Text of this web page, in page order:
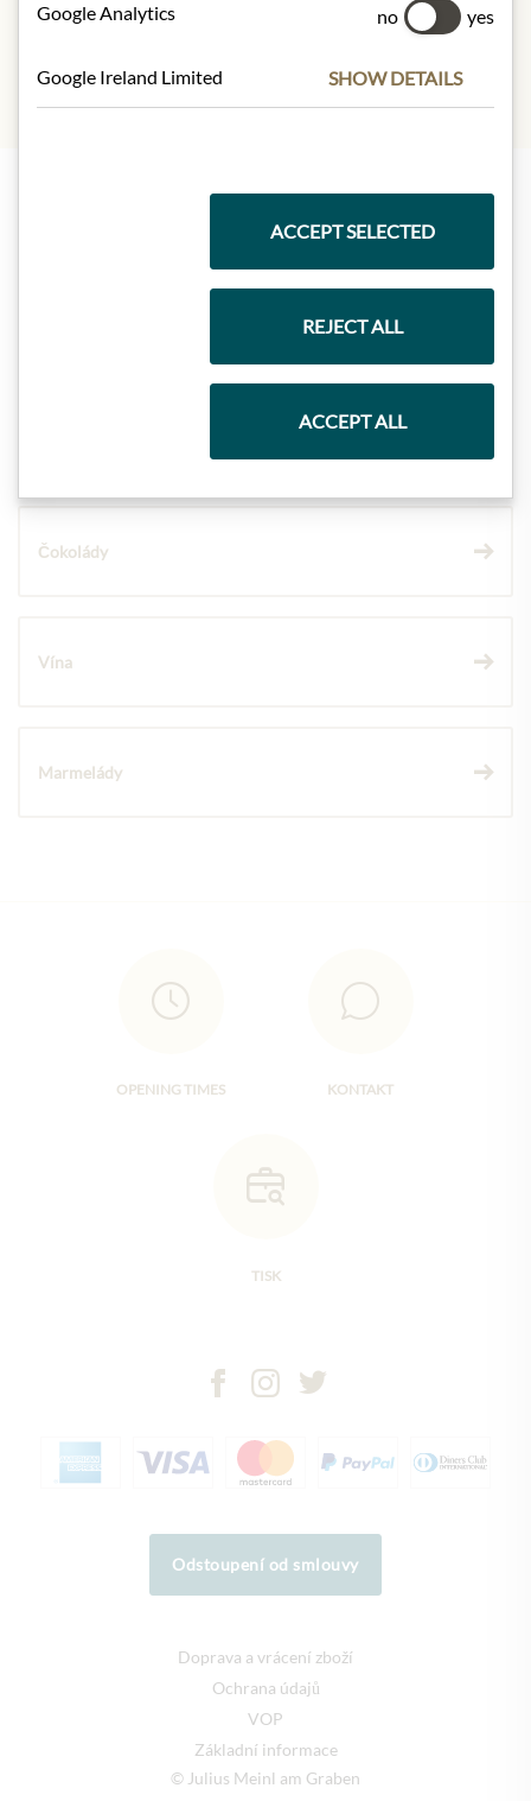
Salt:1,2g
Nejlepší z našeho sortimentu
Čokolády
Vína
Marmelády
OPENING TIMES KONTAKT
TISK
Odstoupení od smlouvy
Doprava a vrácení zboží
Ochrana údajů
VOP
Základní informace
© Julius Meinl am Graben
Google Analytics no yes
Google Ireland Limited SHOW DETAILS
ACCEPT SELECTED
REJECT ALL
ACCEPT ALL